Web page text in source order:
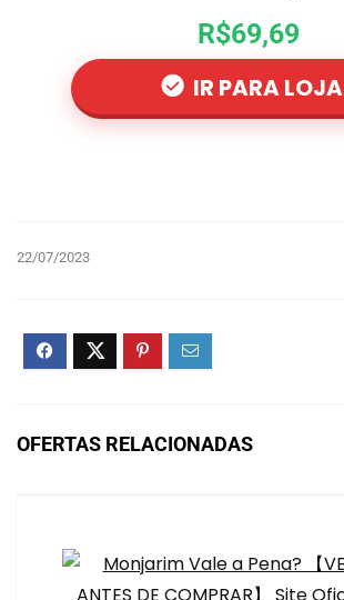
R$69,69
IR PARA LOJA
22/07/2023
OFERTAS RELACIONADAS